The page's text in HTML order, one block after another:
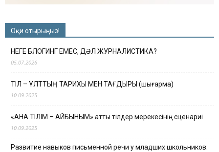
Оқи отырыңыз!
НЕГЕ БЛОГИНГ ЕМЕС, ДӘЛ ЖУРНАЛИСТИКА?
05.07.2026
ТІЛ – ҰЛТТЫҢ ТАРИХЫ МЕН ТАҒДЫРЫ (шығарма)
10.09.2025
«АНА ТІЛІМ – АЙБЫНЫМ» атты тілдер мерекесінің сценариі
10.09.2025
Развитие навыков письменной речи у младших школьников: